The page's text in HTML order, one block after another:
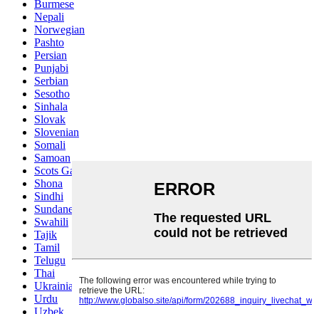
Burmese
Nepali
Norwegian
Pashto
Persian
Punjabi
Serbian
Sesotho
Sinhala
Slovak
Slovenian
Somali
Samoan
Scots Gaelic
Shona
Sindhi
Sundanese
Swahili
Tajik
Tamil
Telugu
Thai
Ukrainian
Urdu